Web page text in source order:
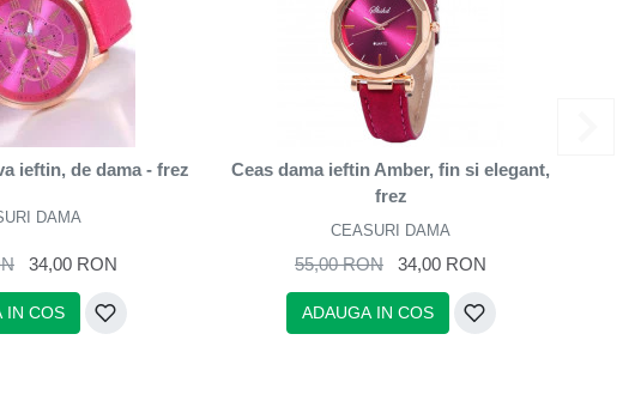
ieftin, de dama - frez
DAMA
34,00 RON
IN COS
Ceas dama ieftin Amber, fin si elegant,
frez
CEASURI DAMA
55,00 RON 34,00 RON
ADAUGA IN COS